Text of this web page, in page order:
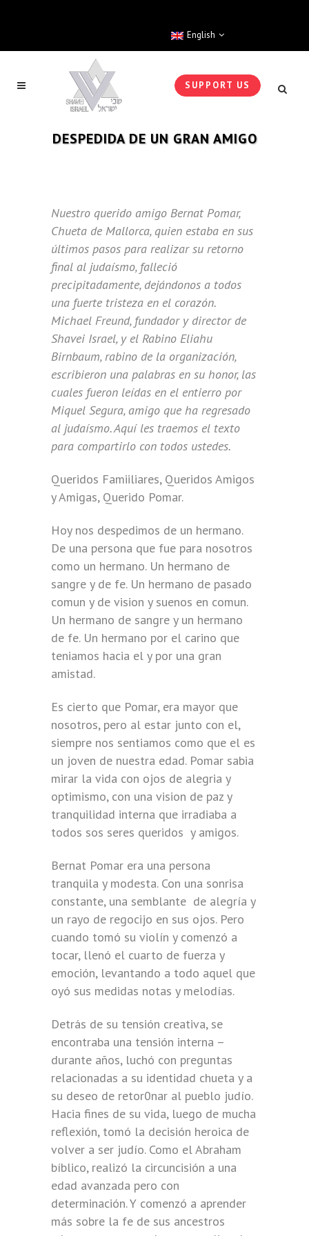
English
SUPPORT US
DESPEDIDA DE UN GRAN AMIGO
Nuestro querido amigo Bernat Pomar,
Chueta de Mallorca, quien estaba en sus
últimos pasos para realizar su retorno
final al judaísmo, falleció
precipitadamente, dejándonos a todos
una fuerte tristeza en el corazón.
Michael Freund, fundador y director de
Shavei Israel, y el Rabino Eliahu
Birnbaum, rabino de la organización,
escribieron una palabras en su honor, las
cuales fueron leídas en el entierro por
Miquel Segura, amigo que ha regresado
al judaísmo. Aquí les traemos el texto
para compartirlo con todos ustedes.
Queridos Famiiliares, Queridos Amigos
y Amigas, Querido Pomar.
Hoy nos despedimos de un hermano.
De una persona que fue para nosotros
como un hermano. Un hermano de
sangre y de fe. Un hermano de pasado
comun y de vision y suenos en comun.
Un hermano de sangre y un hermano
de fe. Un hermano por el carino que
teniamos hacia el y por una gran
amistad.
Es cierto que Pomar, era mayor que
nosotros, pero al estar junto con el,
siempre nos sentiamos como que el es
un joven de nuestra edad. Pomar sabia
mirar la vida con ojos de alegria y
optimismo, con una vision de paz y
tranquilidad interna que irradiaba a
todos sos seres queridos y amigos.
Bernat Pomar era una persona
tranquila y modesta. Con una sonrisa
constante, una semblante de alegría y
un rayo de regocijo en sus ojos. Pero
cuando tomó su violín y comenzó a
tocar, llenó el cuarto de fuerza y
emoción, levantando a todo aquel que
oyó sus medidas notas y melodías.
Detrás de su tensión creativa, se
encontraba una tensión interna –
durante años, luchó con preguntas
relacionadas a su identidad chueta y a
su deseo de retor0nar al pueblo judío.
Hacia fines de su vida, luego de mucha
reflexión, tomó la decisión heroica de
volver a ser judío. Como el Abraham
bíblico, realizó la circuncisión a una
edad avanzada pero con
determinación. Y comenzó a aprender
más sobre la fe de sus ancestros